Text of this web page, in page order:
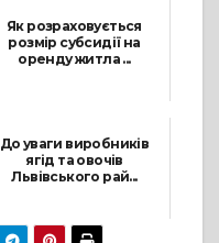
Як розраховується
розмір субсидії на
оренду житла ...
До уваги виробників
ягід та овочів
Львівського рай...
13 Січня, 2023